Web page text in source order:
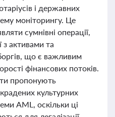
і державних
моніторингу. Це
сумнівні операції,
з активами та
що є важливим
фінансових потоків.
пропонують
культурних
AML, оскільки ці